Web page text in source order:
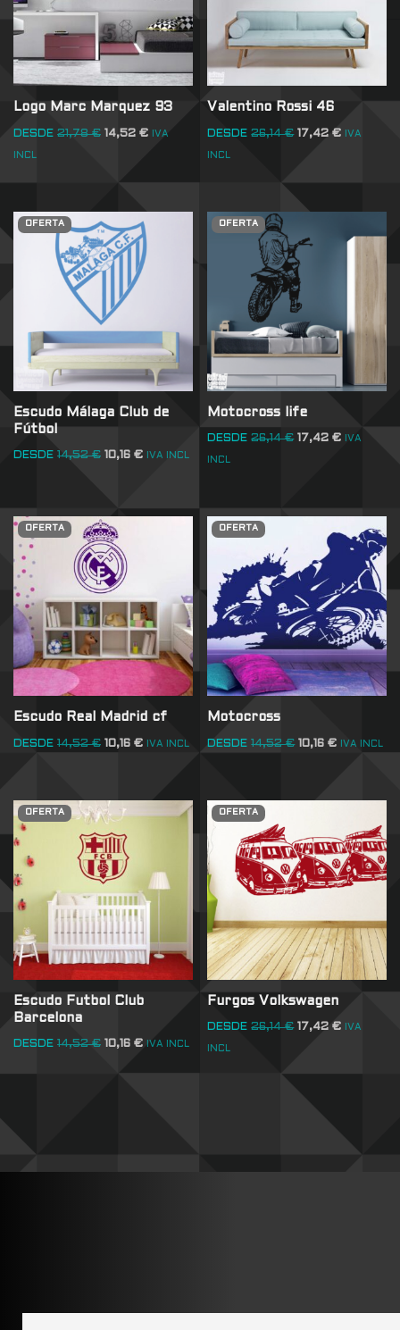
Logo Marc Marquez 93
DESDE 21,78€ 14,52 € IVA
INCL
Valentino Rossi 46
DESDE 26,14€ 17,42€ IVA
INCL
OFERTA
Escudo Málaga Club de
Fútbol
DESDE 14,52€ 10,16 € IVA INCL
OFERTA
Motocross life
DESDE 26,14€ 17,42€ IVA
INCL
OFERTA
Escudo Real Madrid cf
DESDE 14,52€ 10,16 € IVA INCL
OFERTA
Motocross
DESDE 14,52€ 10,16€ IVA INCL
OFERTA
Escudo Futbol Club
Barcelona
DESDE 14,52€ 10,16 € IVA INCL
OFERTA
Furgos Volkswagen
DESDE 26,14€ 17,42€ IVA
INCL